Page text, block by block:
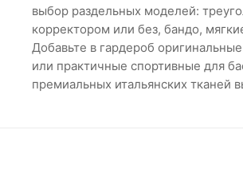
выбор раздельных моделей:
корректором или без, бандо,
Добавьте в гардероб
или практичные спортивные для
премиальных итальянских тканей